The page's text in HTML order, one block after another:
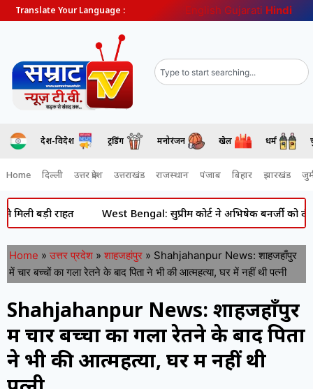
Translate Your Language : English Gujarati Hindi
देश-विदेश ट्रेंडिंग मनोरंजन खेल धर्म
Home दिल्ली उत्तर प्रदेश उत्तराखंड राजस्थान पंजाब बिहार झारखंड
राहत West Bengal: सुप्रीम कोर्ट ने अभिषेक बनर्जी को दी राहत,
Home » उत्तर प्रदेश » शाहजहांपुर » Shahjahanpur News: शाहजहाँपुर
में चार बच्चों का गला रेतने के बाद प‍िता ने भी की आत्महत्या, घर में नहीं थी पत्नी
Shahjahanpur News: शाहजहाँपुर
में चार बच्चों का गला रेतने के बाद प‍िता
ने भी की आत्महत्या, घर में नहीं थी